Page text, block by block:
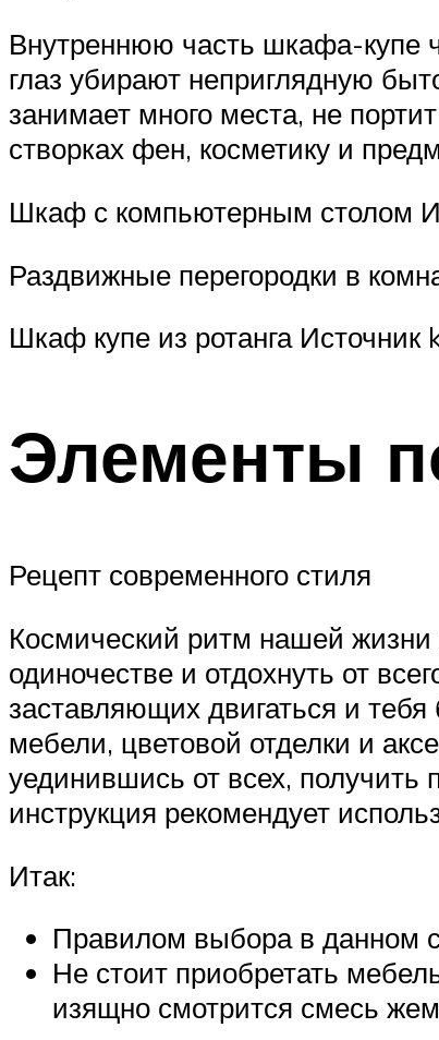
Внутреннюю часть шкафа-купе
глаз убирают неприглядную
занимает много места, не
створках фен, косметику и
Шкаф с компьютерным столом
Раздвижные перегородки в
Шкаф купе из ротанга
Элементы
Рецепт современного стиля
Космический ритм нашей жизни
одиночестве и отдохнуть от
заставляющих двигаться и
мебели, цветовой отделки и
уединившись от всех, получить
инструкция рекомендует
Итак:
Правилом выбора в данном
Не стоит приобретать
изящно смотрится смесь